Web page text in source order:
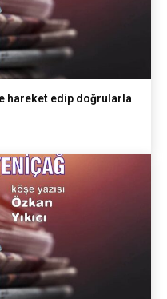
hareket edip doğrularla